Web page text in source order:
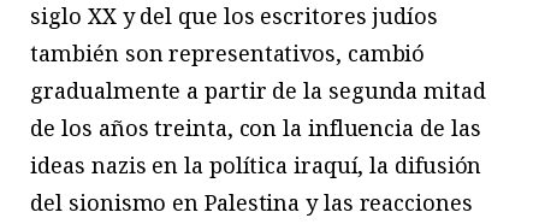
siglo XX y del que los escritores judíos
también son representativos, cambió
gradualmente a partir de la segunda mitad
de los años treinta, con la influencia de las
ideas nazis en la política iraquí, la difusión
del sionismo en Palestina y las reacciones